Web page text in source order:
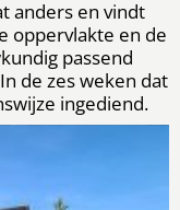
anders en vindt
oppervlakte en de
passend
de zes weken dat
ingediend.